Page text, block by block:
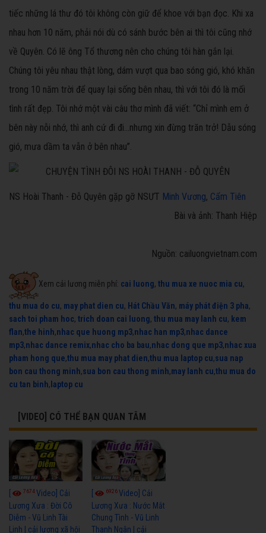
tiếc những lá thư đó tôi không còn giữ để khoe với bạn đọc. Khi xa
nhau hơn 10 năm, phải nói dù có sánh bước bên ai thì tôi cũng nhớ
về Quyên. Có lẽ ông Tổ thương nên cho chúng tôi hàn gắn lại.
Chúng tôi yêu nhau thật lòng, dám vượt qua bao sóng gió, khó khăn
trong 10 năm trời để quay lại sống bên nhau, thì với tôi đó là mối
tình rất đẹp. Tôi nhớ một vài câu thơ mình đã viết: “Chỉ mình em ở
bên này nỗi nhớ, thì anh cứ đi đi...nhưng xin đừng trăn trở! Dẫu sóng
gió, mưa dầm ta vẫn ở bên nhau”.
NS Hoài Thanh - Đỗ Quyên gặp gỡ NSƯT Minh Vương, Cẩm Tiên
Bài và ảnh: Thanh Hiệp
Nguồn: cailuongvietnam.com
Xem cải lương miễn phí: cai luong, thu mua xe nuoc mia cu,
thu mua do cu, may phat dien cu, Hát Chầu Văn, máy phát điện 3 pha,
sach toi pham hoc, trich doan cai luong, thu mua may lanh cu, kem
flan,the hinh,nhac que huong mp3,nhac han mp3,nhac dance
mp3,nhac dance remix,nhac cho ba bau,nhac dong que mp3,nhac xua
pham hong que,thu mua may phat dien,thu mua laptop cu,sua nap
bon cau thong minh,sua bon cau thong minh,may lanh cu,thu mua do
cu tan binh, laptop cu
[VIDEO] CÓ THỂ BẠN QUAN TÂM
7674Video] Cải
Lương Xưa : Đời Cô
Diễm - Vũ Linh Tài
Linh | cải lương xã hội
6926Video] Cải
Lương Xưa : Nước Mắt
Chung Tình - Vũ Linh
Thanh Ngân | cải